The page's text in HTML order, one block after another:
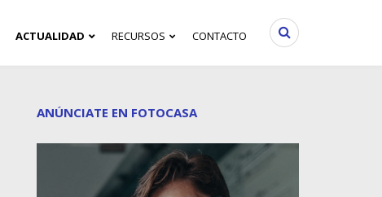
ACTUALIDAD RECURSOS CONTACTO
ANÚNCIATE EN FOTOCASA